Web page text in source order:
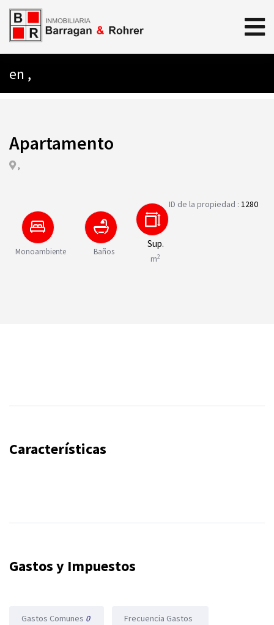
en ,
Apartamento
,
Monoambiente Baños
Sup.
m2
ID de la propiedad : 1280
Características
Gastos y Impuestos
Gastos Comunes 0 Frecuencia Gastos